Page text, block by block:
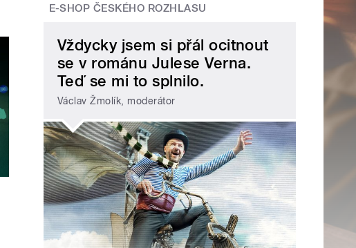
E-SHOP ČESKÉHO ROZHLASU
Vždycky jsem si přál ocitnout
se v románu Julese Verna.
Teď se mi to splnilo.
Václav Žmolík, moderátor